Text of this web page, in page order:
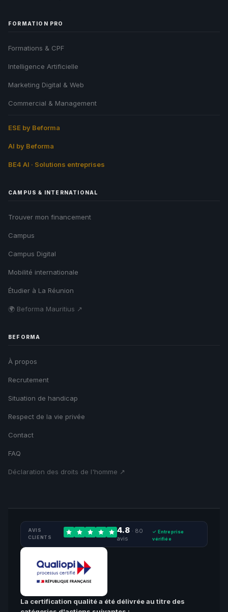
FORMATION PRO
Formations & CPF
Intelligence Artificielle
Marketing Digital & Web
Commercial & Management
ESE by Beforma
AI by Beforma
BE4 AI · Solutions entreprises
CAMPUS & INTERNATIONAL
Trouver mon financement
Campus
Campus Digital
Mobilité internationale
Étudier à La Réunion
🌍 Beforma Mauritius ↗
BEFORMA
À propos
Recrutement
Situation de handicap
Respect de la vie privée
Contact
FAQ
Déclaration des droits de l'homme ↗
AVIS
CLIENTS
4.8 · 80
avis
✓ Entreprise
vérifiée
La certification qualité a été délivrée au titre des